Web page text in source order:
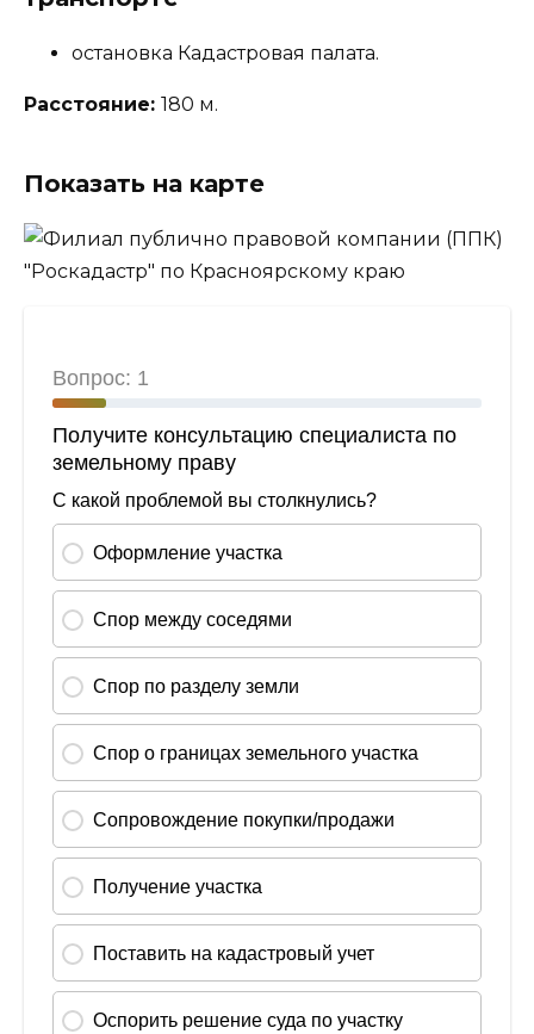
остановка Кадастровая палата.
Расстояние: 180 м.
Показать на карте